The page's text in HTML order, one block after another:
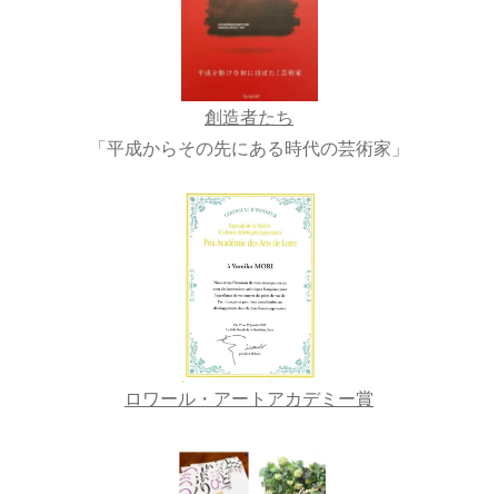
創造者たち
「平成からその先にある時代の芸術家」
ロワール・アートアカデミー賞